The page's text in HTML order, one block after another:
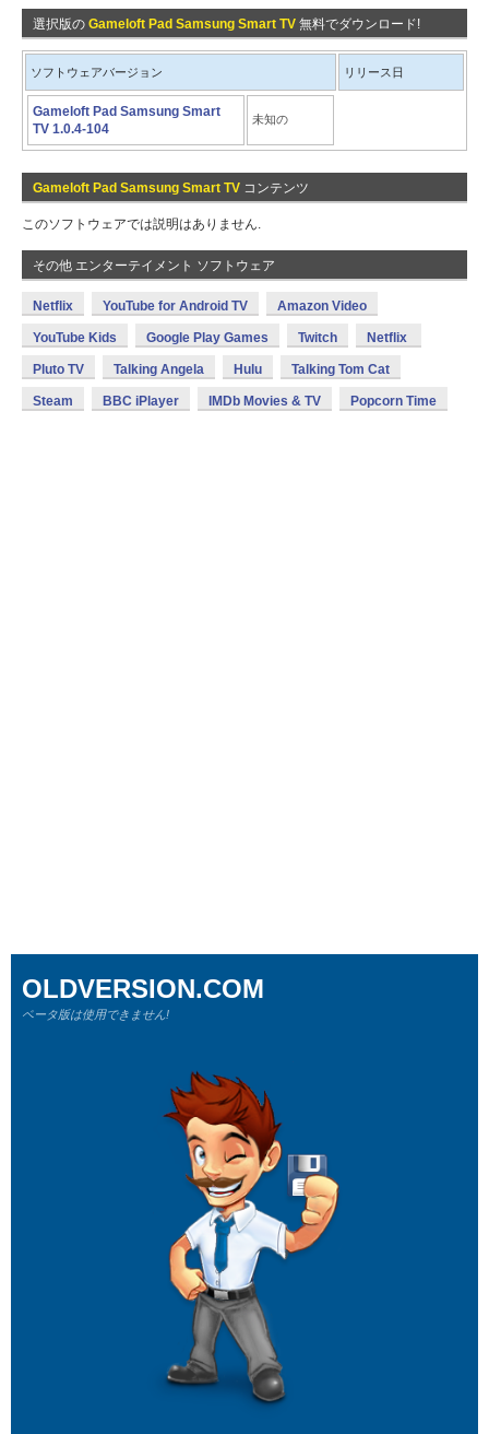
選択版の Gameloft Pad Samsung Smart TV 無料でダウンロード!
ソフトウェアバージョン リリース日
Gameloft Pad Samsung Smart
TV 1.0.4-104
未知の
Gameloft Pad Samsung Smart TV コンテンツ
このソフトウェアでは説明はありません.
その他 エンターテイメント ソフトウェア
Netflix YouTube for Android TV Amazon Video
YouTube Kids Google Play Games Twitch Netflix
Pluto TV Talking Angela Hulu Talking Tom Cat
Steam BBC iPlayer IMDb Movies & TV Popcorn Time
OLDVERSION.COM
ベータ版は使用できません!